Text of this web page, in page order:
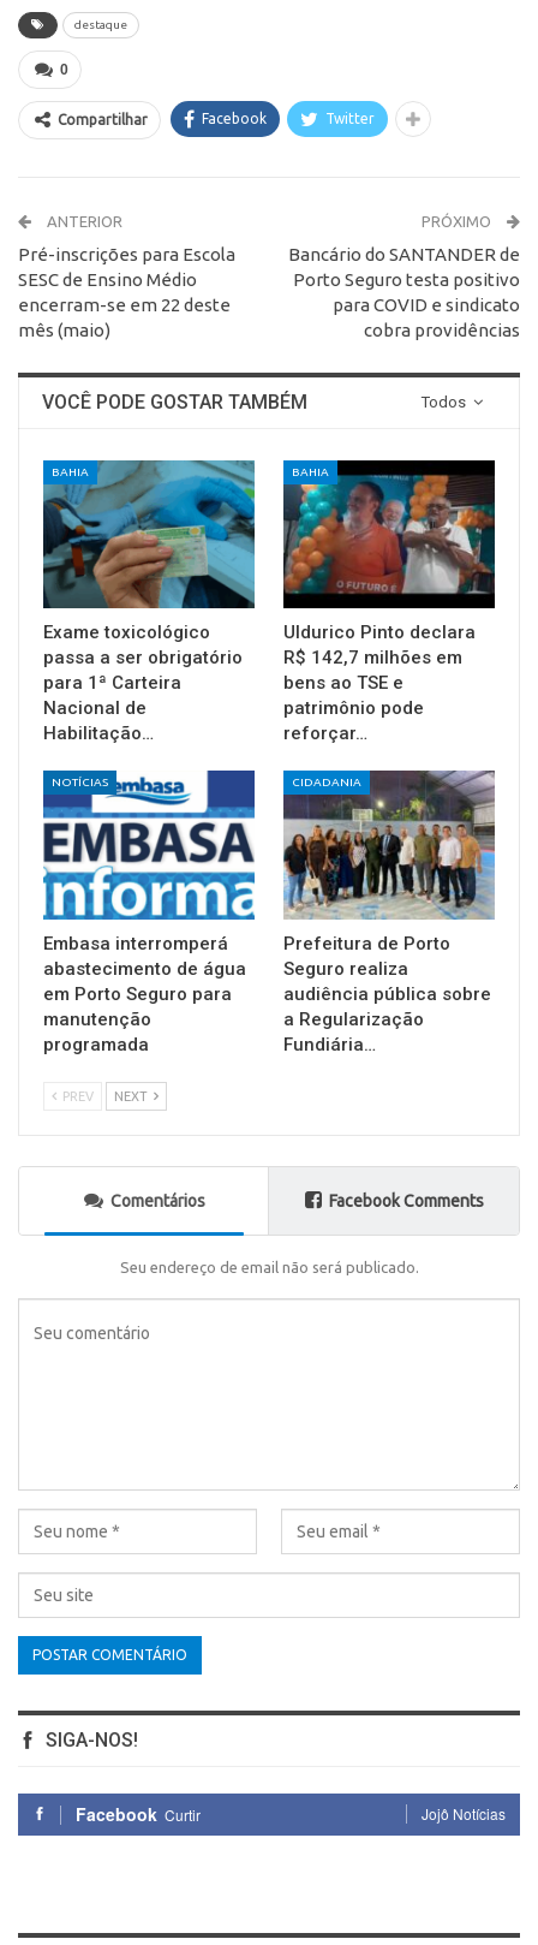
destaque
0
Compartilhar Facebook Twitter
ANTERIOR
Pré-inscrições para Escola
SESC de Ensino Médio
encerram-se em 22 deste
mês (maio)
PRÓXIMO
Bancário do SANTANDER de
Porto Seguro testa positivo
para COVID e sindicato
cobra providências
Todos
VOCÊ PODE GOSTAR TAMBÉM
BAHIA
Exame toxicológico
passa a ser obrigatório
para 1ª Carteira
Nacional de
Habilitação…
BAHIA
Uldurico Pinto declara
R$ 142,7 milhões em
bens ao TSE e
patrimônio pode
reforçar…
NOTÍCIAS
Embasa interromperá
abastecimento de água
em Porto Seguro para
manutenção
programada
CIDADANIA
Prefeitura de Porto
Seguro realiza
audiência pública sobre
a Regularização
Fundiária…
PREV NEXT
Comentários Facebook Comments
Seu endereço de email não será publicado.
SIGA-NOS!
Facebook Curtir Jojô Notícias